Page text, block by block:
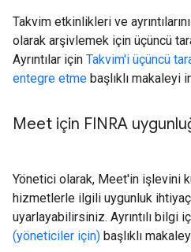
Takvim etkinlikleri ve
olarak arşivlemek için üçüncü
Ayrıntılar için Takvim'i üçüncü
entegre etme başlıklı makaleyi
Meet için FINRA
Yönetici olarak, Meet'in işlevini
hizmetlerle ilgili uygunluk
uyarlayabilirsiniz. Ayrıntılı bilgi
(yöneticiler için) başlıklı